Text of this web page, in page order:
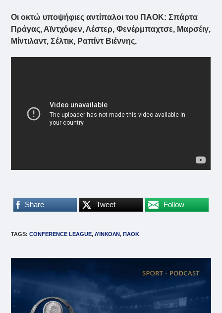
Οι οκτώ υποψήφιες αντίπαλοι του ΠΑΟΚ: Σπάρτα
Πράγας, Αϊντχόφεν, Λέστερ, Φενέρμπαχτσε, Μαρσέιγ,
Μίντιλαντ, Σέλτικ, Ραπίντ Βιέννης.
Share Tweet Follow
TAGS:CONFERENCE LEAGUE, ΛΊΝΚΟΛΝ, ΠΑΟΚ